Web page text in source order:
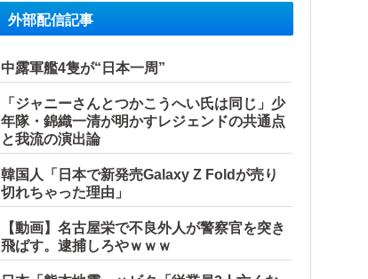
外部配信記事
中露軍艦4隻が“日本一周”
「ジャニーさんとつかこうへい氏は同じ」少
年隊・錦織一清が明かすレジェンドの共通点
と我流の演出論
韓国人「日本で新発売Galaxy Z Foldが売り
切れちゃった理由」
【動画】名古屋栄で不良外人が警察官を突き
飛ばす。逮捕しろやｗｗｗ